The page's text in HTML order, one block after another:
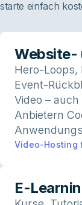
starte einfach
Website-
Hero-Loops,
Event-
Video –
Anbietern
Video-Hosting
E-